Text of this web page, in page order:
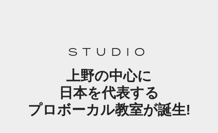
STUDIO
上野の中心に
日本を代表する
プロボーカル教室が誕生!